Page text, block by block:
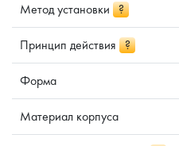
Метод установки ?
Принцип действия ?
Форма
Материал корпуса